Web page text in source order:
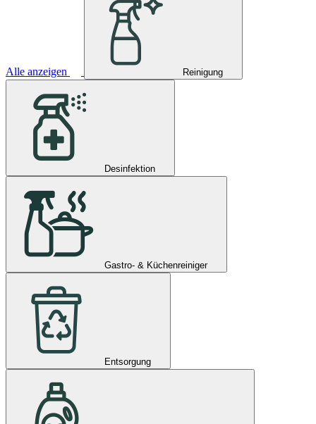
Alle anzeigen Reinigung
Desinfektion
Gastro- & Küchenreiniger
Entsorgung